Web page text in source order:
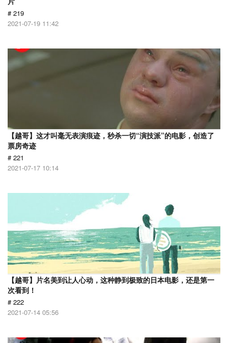
# 219
2021-07-19 11:42
【越哥】这才叫毫无表演痕迹，秒杀一切“演技派”的电影，创造了
票房奇迹
# 221
2021-07-17 10:14
【越哥】片名美到让人心动，这种静到极致的日本电影，还是第一
次看到！
# 222
2021-07-14 05:56